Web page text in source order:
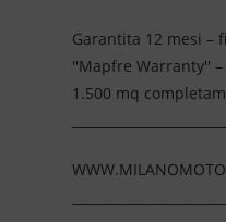
Garantita 12 mesi –
''Mapfre Warranty''
1.500 mq